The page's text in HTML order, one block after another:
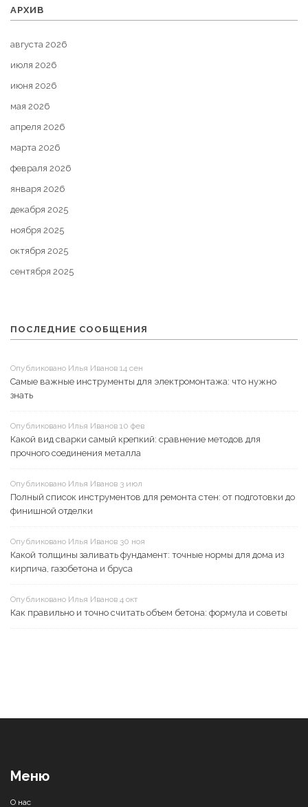
АРХИВ
августа 2026
июля 2026
июня 2026
мая 2026
апреля 2026
марта 2026
февраля 2026
января 2026
декабря 2025
ноября 2025
октября 2025
сентября 2025
ПОСЛЕДНИЕ СООБЩЕНИЯ
Опубликовано Илья Иванов 14 сен
Самые важные инструменты для электромонтажа: что нужно
знать
Опубликовано Илья Иванов 10 фев
Какой вид сварки самый крепкий: сравнение методов для
прочного соединения металла
Опубликовано Илья Иванов 3 июл
Полный список инструментов для ремонта стен: от подготовки до
финишной отделки
Опубликовано Илья Иванов 30 ноя
Какой толщины заливать фундамент: точные нормы для дома из
кирпича, газобетона и бруса
Опубликовано Илья Иванов 4 окт
Как правильно и точно считать объем бетона: формула и советы
Меню
О нас